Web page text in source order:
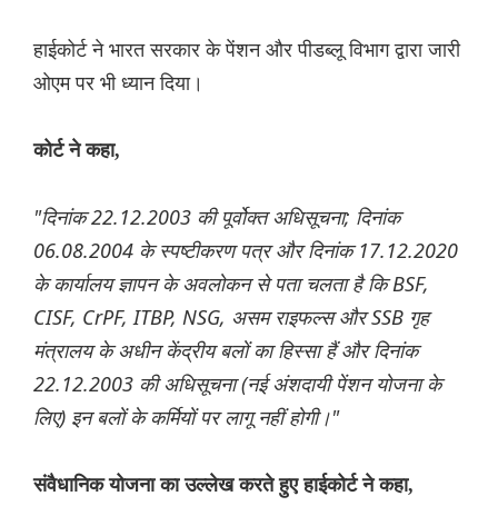
हाईकोर्ट ने भारत सरकार के पेंशन और पीडब्लू विभाग द्वारा जारी
ओएम पर भी ध्यान दिया।
कोर्ट ने कहा,
"दिनांक 22.12.2003 की पूर्वोक्त अधिसूचना; दिनांक
06.08.2004 के स्पष्टीकरण पत्र और दिनांक 17.12.2020
के कार्यालय ज्ञापन के अवलोकन से पता चलता है कि BSF,
CISF, CrPF, ITBP, NSG, असम राइफल्स और SSB गृह
मंत्रालय के अधीन केंद्रीय बलों का हिस्सा हैं और दिनांक
22.12.2003 की अधिसूचना (नई अंशदायी पेंशन योजना के
लिए) इन बलों के कर्मियों पर लागू नहीं होगी।"
संवैधानिक योजना का उल्लेख करते हुए हाईकोर्ट ने कहा,